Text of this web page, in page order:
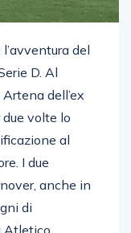
del
D. Al
dell’ex
volte lo
al
I due
anche in
di